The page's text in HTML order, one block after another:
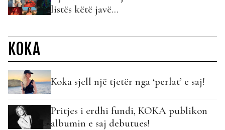
listës këtë javë…
KOKA
Koka sjell një tjetër nga ‘perlat’ e saj!
Pritjes i erdhi fundi, KOKA publikon
albumin e saj debutues!